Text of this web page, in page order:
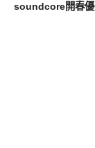
soundcore開春優